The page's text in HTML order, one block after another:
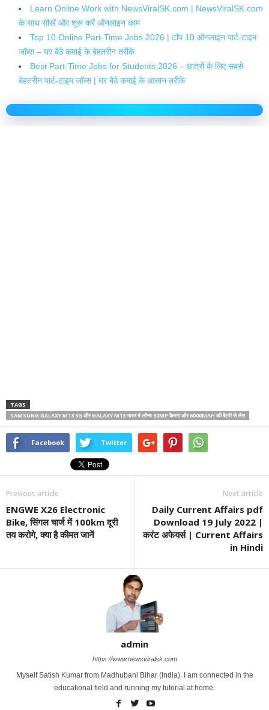
Learn Online Work with NewsViralSK.com | NewsViralSK.com
के साथ सीखें और शुरू करें ऑनलाइन काम
Top 10 Online Part-Time Jobs 2026 | टॉप 10 ऑनलाइन पार्ट-टाइम
जॉब्स – घर बैठे कमाई के बेहतरीन तरीके
Best Part-Time Jobs for Students 2026 – छात्रों के लिए सबसे
बेहतरीन पार्ट-टाइम जॉब्स | घर बैठे कमाई के आसान तरीके
TAGS
SAMSUNG GALAXY M13 5G और GALAXY M13 भारत में लॉन्च 50MP कैमरा और 6000MAH की बैटरी से लैस
Facebook Twitter
Previous article
ENGWE X26 Electronic
Bike, सिंगल चार्ज में 100km दूरी
तय करोगे, क्या है कीमत जानें
Next article
Daily Current Affairs pdf
Download 19 July 2022 |
करंट अफेयर्स | Current Affairs
in Hindi
admin
https://www.newsviralsk.com
Myself Satish Kumar from Madhubani Bihar (India). I am connected in the
educational field and running my tutorial at home.